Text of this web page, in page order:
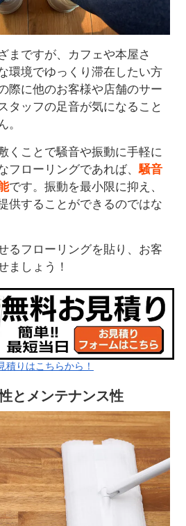
まですが、カフェや本屋さ
環境でゆっくり滞在したい方
際に他のお客様や店舗のサー
タッフの足音が気になること
くことで騒音や振動に手軽に
フローリングであれば、騒音
です。振動を最小限に抑え、
供することができるのではな
るフローリングを貼り、お客
ましょう！
積りはこちらから！
とメンテナンス性